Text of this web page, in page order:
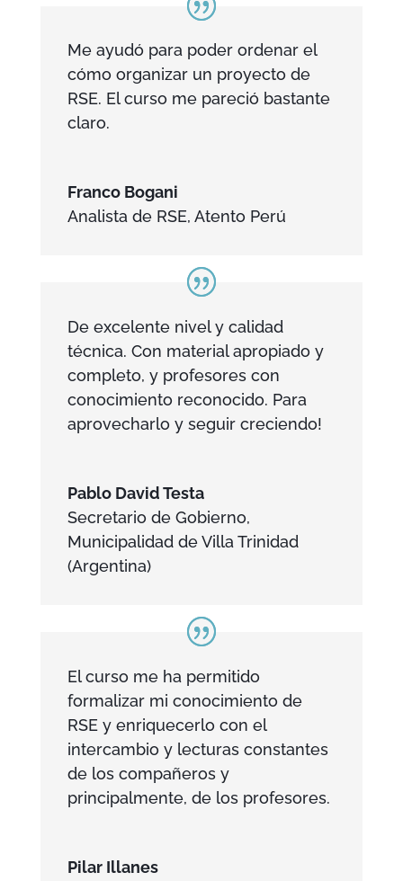
Me ayudó para poder ordenar el
cómo organizar un proyecto de
RSE. El curso me pareció bastante
claro.
Franco Bogani
Analista de RSE, Atento Perú
De excelente nivel y calidad
técnica. Con material apropiado y
completo, y profesores con
conocimiento reconocido. Para
aprovecharlo y seguir creciendo!
Pablo David Testa
Secretario de Gobierno,
Municipalidad de Villa Trinidad
(Argentina)
El curso me ha permitido
formalizar mi conocimiento de
RSE y enriquecerlo con el
intercambio y lecturas constantes
de los compañeros y
principalmente, de los profesores.
Pilar Illanes